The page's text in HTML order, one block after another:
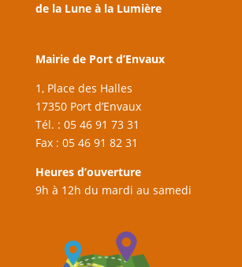
de la Lune à la Lumière
Mairie de Port d’Envaux
1, Place des Halles
17350 Port d’Envaux
Tél. : 05 46 91 73 31
Fax : 05 46 91 82 31
Heures d’ouverture
9h à 12h du mardi au samedi